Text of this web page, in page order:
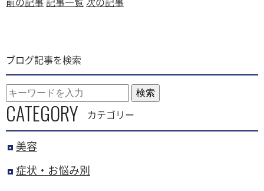
前の記事 記事一覧 次の記事
ブログ記事を検索
検索
CATEGORY カテゴリー
美容
症状・お悩み別